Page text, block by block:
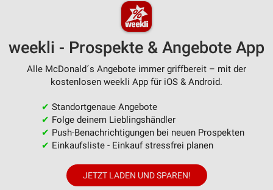
weekli - Prospekte & Angebote App
Alle McDonald´s Angebote immer griffbereit – mit der
kostenlosen weekli App für iOS & Android.
✔ Standortgenaue Angebote
✔ Folge deinem Lieblingshändler
✔ Push-Benachrichtigungen bei neuen Prospekten
✔ Einkaufsliste - Einkauf stressfrei planen
JETZT LADEN UND SPAREN!